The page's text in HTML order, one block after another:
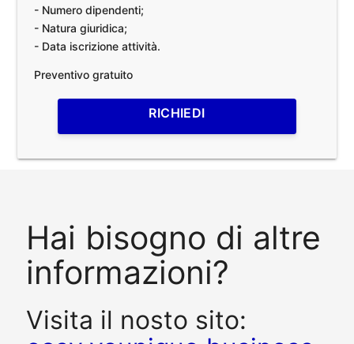
- Numero dipendenti;
- Natura giuridica;
- Data iscrizione attività.
Preventivo gratuito
RICHIEDI
Hai bisogno di altre
informazioni?
Visita il nosto sito: